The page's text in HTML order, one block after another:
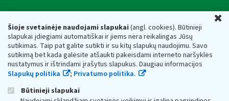
Šioje svetainėje naudojami slapukai(angl. cookies). Būtinieji
slapukai įdiegiami automatiškai ir jiems nėra reikalingas Jūsų
sutikimas. Taip pat galite sutikti ir su kitų slapukų naudojimu. Savo
sutikimą bet kada galėsite atšaukti pakeisdami interneto naršyklės
nustatymus ir ištrindami įrašytus slapukus. Daugiau informacijos
Slapukų politika
; Privatumo politika.
Būtinieji slapukai
Respublikos finansų ministerijos
Biudžetinė įstaiga. Juridinio asmens kodas — 188659752,
adresas: Vasario 16-osios g. 14, 01107 Vilnius, Lietuva, el.paštas:
vmi@vmi.lt, E. pristatymo dėžutės adresas 188659752
Duomenys apie Valstybinę mokesčių inspekciją prie Lietuvos
Respublikos finansų ministerijos kaupiami ir saugomi Juridinių